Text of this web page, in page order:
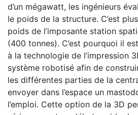
d’un mégawatt, les ingénieurs
le poids de la structure. C’est
poids de l’imposante station
(400 tonnes). C’est pourquoi il
à la technologie de l’impression
système robotisé afin de
les différentes parties de la
envoyer dans l’espace un
l’emploi. Cette option de la 3D